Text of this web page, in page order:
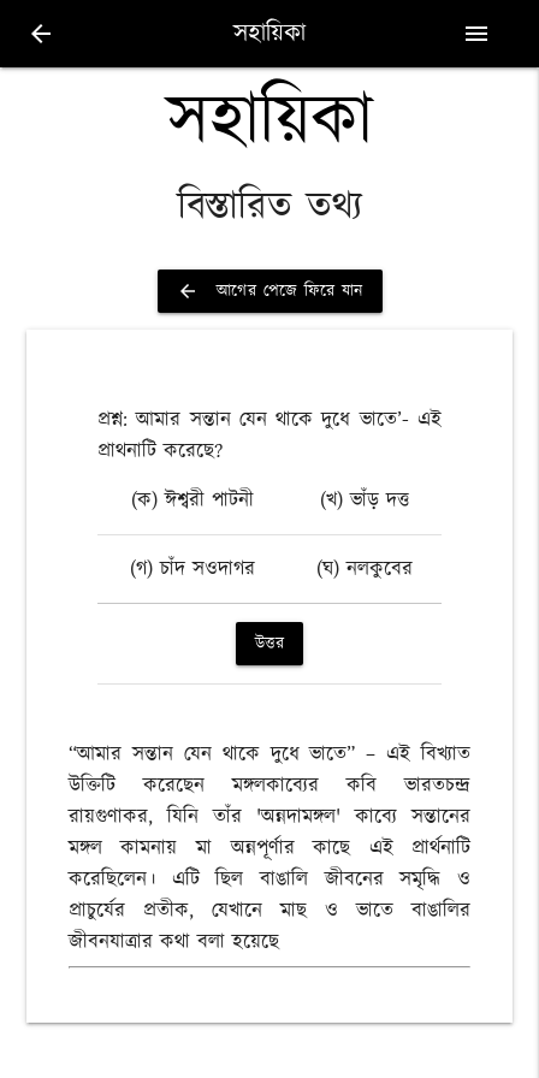
arrow_back সহায়িকা menu
সহায়িকা
বিস্তারিত তথ্য
arrow_back আগের পেজে ফিরে যান
প্রশ্ন: আমার সন্তান যেন থাকে দুধে ভাতে’- এই
প্রাথনাটি করেছে?
(ক) ঈশ্বরী পাটনী
(খ) ভাঁড় দত্ত
(গ) চাঁদ সওদাগর (ঘ) নলকুবের
উত্তর
“আমার সন্তান যেন থাকে দুধে ভাতে” – এই বিখ্যাত
উক্তিটি করেছেন মঙ্গলকাব্যের কবি ভারতচন্দ্র
রায়গুণাকর, যিনি তাঁর 'অন্নদামঙ্গল' কাব্যে সন্তানের
মঙ্গল কামনায় মা অন্নপূর্ণার কাছে এই প্রার্থনাটি
করেছিলেন। এটি ছিল বাঙালি জীবনের সমৃদ্ধি ও
প্রাচুর্যের প্রতীক, যেখানে মাছ ও ভাতে বাঙালির
জীবনযাত্রার কথা বলা হয়েছে